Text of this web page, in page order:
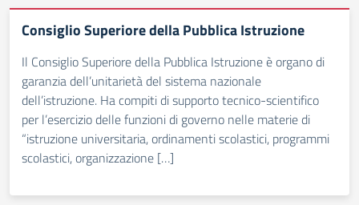
Consiglio Superiore della Pubblica Istruzione
Il Consiglio Superiore della Pubblica Istruzione è organo di
garanzia dell’unitarietà del sistema nazionale
dell’istruzione. Ha compiti di supporto tecnico-scientifico
per l’esercizio delle funzioni di governo nelle materie di
“istruzione universitaria, ordinamenti scolastici, programmi
scolastici, organizzazione […]